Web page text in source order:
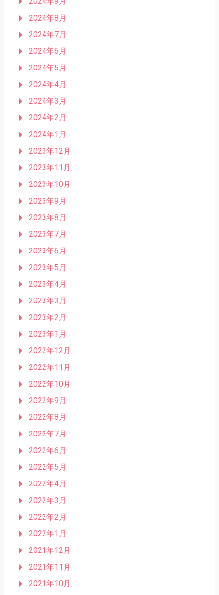
2024年8月
2024年7月
2024年6月
2024年5月
2024年4月
2024年3月
2024年2月
2024年1月
2023年12月
2023年11月
2023年10月
2023年9月
2023年8月
2023年7月
2023年6月
2023年5月
2023年4月
2023年3月
2023年2月
2023年1月
2022年12月
2022年11月
2022年10月
2022年9月
2022年8月
2022年7月
2022年6月
2022年5月
2022年4月
2022年3月
2022年2月
2022年1月
2021年12月
2021年11月
2021年10月